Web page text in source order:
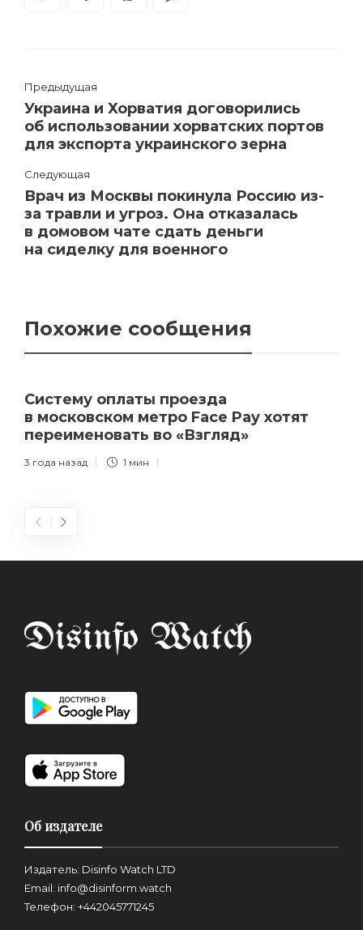
Предыдущая
Украина и Хорватия договорились
об использовании хорватских портов
для экспорта украинского зерна
Следующая
Врач из Москвы покинула Россию из-
за травли и угроз. Она отказалась
в домовом чате сдать деньги
на сиделку для военного
Похожие сообщения
Систему оплаты проезда
в московском метро Face Pay хотят
переименовать во «Взгляд»
3 года назад 1 мин
Об издателе
Издатель: Disinfo Watch LTD
Email: info@disinform.watch
Телефон: +442045771245